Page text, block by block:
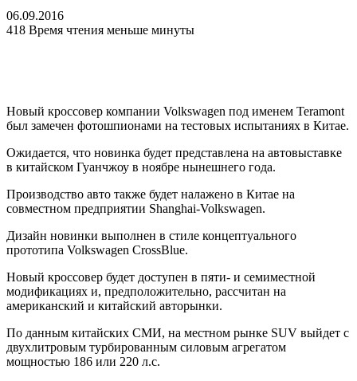
06.09.2016
418 Время чтения меньше минуты
Новый кроссовер компании Volkswagen под именем Teramont
был замечен фотошпионами на тестовых испытаниях в Китае.
Ожидается, что новинка будет представлена на автовыставке
в китайском Гуанчжоу в ноябре нынешнего года.
Производство авто также будет налажено в Китае на
совместном предприятии Shanghai-Volkswagen.
Дизайн новинки выполнен в стиле концептуального
прототипа Volkswagen CrossBlue.
Новый кроссовер будет доступен в пяти- и семиместной
модификациях и, предположительно, рассчитан на
американский и китайский авторынки.
По данным китайских СМИ, на местном рынке SUV выйдет с
двухлитровым турбированным силовым агрегатом
мощностью 186 или 220 л.с.